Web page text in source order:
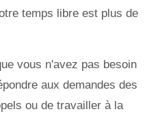
temps libre est plus de
vous n'avez pas besoin
aux demandes des
ou de travailler à la